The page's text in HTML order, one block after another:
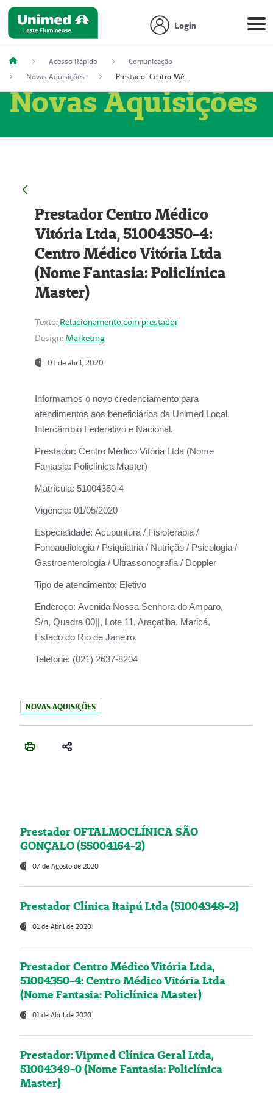
Login
Acesso Rápido
Comunicação
Novas Aquisições
Prestador Centro Médico Vitória Ltda, 51004350-4: Centro Médico Vitória Ltda (Nome Fantasia: Policlínica Master)
Novas Aquisições
Prestador Centro Médico
Vitória Ltda, 51004350-4:
Centro Médico Vitória Ltda
(Nome Fantasia: Policlínica
Master)
Texto: Relacionamento com prestador
Design: Marketing
01 de abril, 2020
Informamos o novo credenciamento para
atendimentos aos beneficiários da Unimed Local,
Intercâmbio Federativo e Nacional.
Prestador: Centro Médico Vitória Ltda (Nome
Fantasia: Policlínica Master)
Matrícula: 51004350-4
Vigência: 01/05/2020
Especialidade: Acupuntura / Fisioterapia /
Fonoaudiologia / Psiquiatria / Nutrição / Psicologia /
Gastroenterologia / Ultrassonografia / Doppler
Tipo de atendimento: Eletivo
Endereço: Avenida Nossa Senhora do Amparo,
S/n, Quadra 00||, Lote 11, Araçatiba, Maricá,
Estado do Rio de Janeiro.
Telefone: (021) 2637-8204
NOVAS AQUISIÇÕES
Prestador OFTALMOCLÍNICA SÃO
GONÇALO (55004164-2)
07 de Agosto de 2020
Prestador Clínica Itaipú Ltda (51004348-2)
01 de Abril de 2020
Prestador Centro Médico Vitória Ltda,
51004350-4: Centro Médico Vitória Ltda
(Nome Fantasia: Policlínica Master)
01 de Abril de 2020
Prestador: Vipmed Clínica Geral Ltda,
51004349-0 (Nome Fantasia: Policlínica
Master)